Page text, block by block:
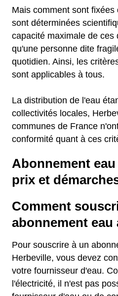
Mais comment sont
sont déterminées
capacité maximale de ces
qu'une personne dite
quotidien. Ainsi, les
sont applicables à tous.
La distribution de l'eau
collectivités locales,
communes de France
conformité quant à ces
Abonnement
prix et
Comment
abonnement eau
Pour souscrire à un
Herbeville, vous devez
votre fournisseur d'eau.
l'électricité, il n'est pas